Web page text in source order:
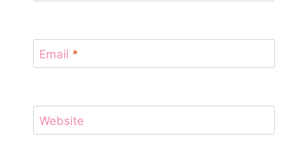
Email *
Website